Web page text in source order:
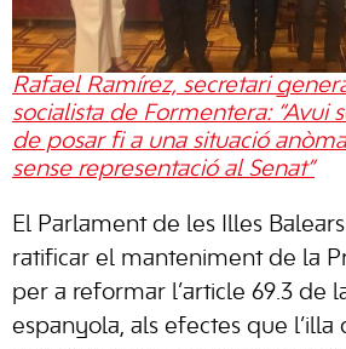
Rafael Ramírez, secretari
socialista de Formentera: “Avui
de posar fi a una situació
sense representació al Senat”
El Parlament de les Illes
ratificar el manteniment de la
per a reformar l’article 69.3 de
espanyola, als efectes que